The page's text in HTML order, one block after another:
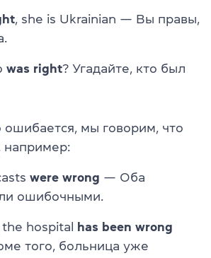
, she is Ukrainian — Вы правы,
was right? Угадайте, кто был
ошибается, мы говорим, что
например:
were wrong — Оба
ошибочными.
hospital
has been wrong
того, больница уже